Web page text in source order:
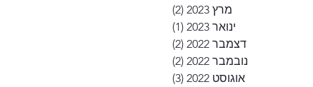
מרץ 2023
(2)
ינואר 2023
(1)
דצמבר 2022
(2)
נובמבר 2022
(2)
אוגוסט 2022
(3)